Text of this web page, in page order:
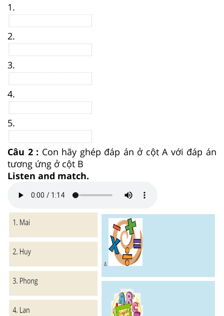
1.
2.
3.
4.
5.
Câu 2 : Con hãy ghép đáp án ở cột A với đáp án
tương ứng ở cột B
Listen and match.